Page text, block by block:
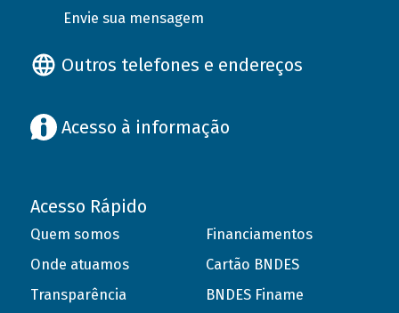
Envie sua mensagem
Outros telefones e endereços
Acesso à informação
Acesso Rápido
Quem somos
Onde atuamos
Transparência
Financiamentos
Cartão BNDES
BNDES Finame